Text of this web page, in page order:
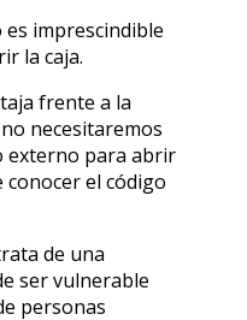
es imprescindible
la caja.
frente a la
necesitaremos
externo para abrir
el código
de una
ser vulnerable
personas